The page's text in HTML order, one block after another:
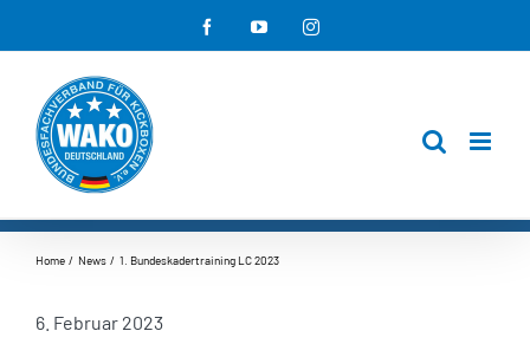
Inhalt
springen
FacebookYouTubeInstagram
Home News 1. Bundeskadertraining LC 2023
6. Februar 2023